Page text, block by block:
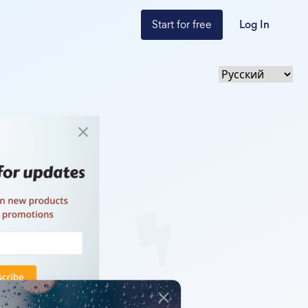
Start for free Log In